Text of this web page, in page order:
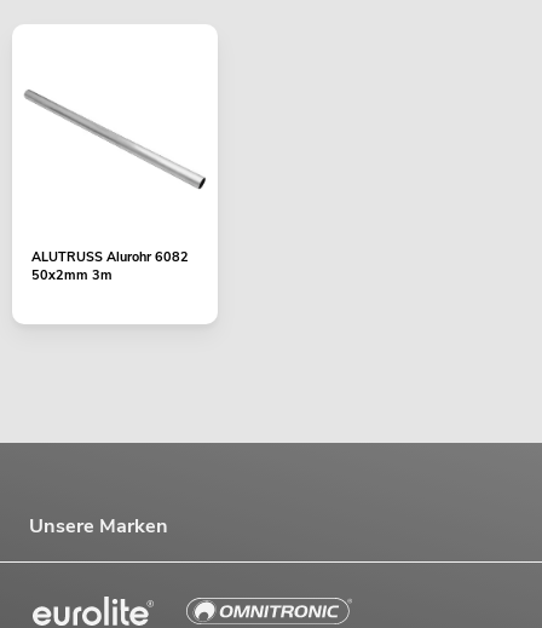
ALUTRUSS Alurohr 6082
50x2mm 3m
Unsere Marken